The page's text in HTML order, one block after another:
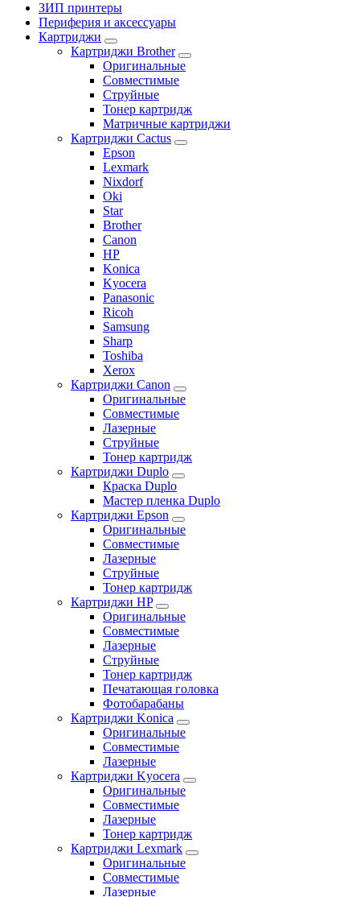
ЗИП принтеры
Периферия и аксессуары
Картриджи
Картриджи Brother
Оригинальные
Совместимые
Струйные
Тонер картридж
Матричные картриджи
Картриджи Cactus
Epson
Lexmark
Nixdorf
Oki
Star
Brother
Canon
HP
Konica
Kyocera
Panasonic
Ricoh
Samsung
Sharp
Toshiba
Xerox
Картриджи Canon
Оригинальные
Совместимые
Лазерные
Струйные
Тонер картридж
Картриджи Duplo
Краска Duplo
Мастер пленка Duplo
Картриджи Epson
Оригинальные
Совместимые
Лазерные
Струйные
Тонер картридж
Картриджи HP
Оригинальные
Совместимые
Лазерные
Струйные
Тонер картридж
Печатающая головка
Фотобарабаны
Картриджи Konica
Оригинальные
Совместимые
Лазерные
Картриджи Kyocera
Оригинальные
Совместимые
Лазерные
Тонер картридж
Картриджи Lexmark
Оригинальные
Совместимые
Лазерные